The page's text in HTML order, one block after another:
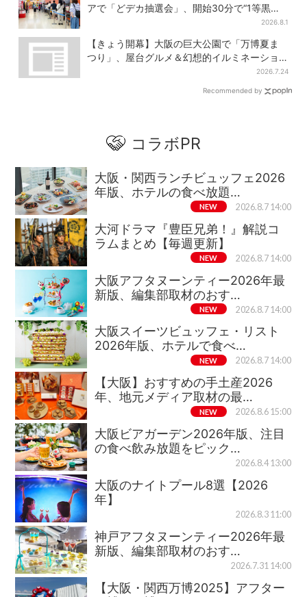
アで「どデカ抽選会」、開始30分で“1等黒毛
2026.8.1
【きょう開幕】大阪の巨大公園で「万博夏ま
つり」、屋台グルメ＆幻想的イルミネーショ
2026.7.24
Recommended by
コラボPR
大阪・関西ランチビュッフェ2026
年版、ホテルの食べ放題…
NEW 2026.8.7 14:00
大河ドラマ『豊臣兄弟！』解説コ
ラムまとめ【毎週更新】
NEW 2026.8.7 14:00
大阪アフタヌーンティー2026年最
新版、編集部取材のおす…
NEW 2026.8.7 14:00
大阪スイーツビュッフェ・リスト
2026年版、ホテルで食べ…
NEW 2026.8.7 14:00
【大阪】おすすめの手土産2026
年、地元メディア取材の最…
NEW 2026.8.6 15:00
大阪ビアガーデン2026年版、注目
の食べ飲み放題をピック…
2026.8.4 13:00
大阪のナイトプール8選【2026
年】
2026.8.3 11:00
神戸アフタヌーンティー2026年最
新版、編集部取材のおす…
2026.7.31 14:00
【大阪・関西万博2025】アフター